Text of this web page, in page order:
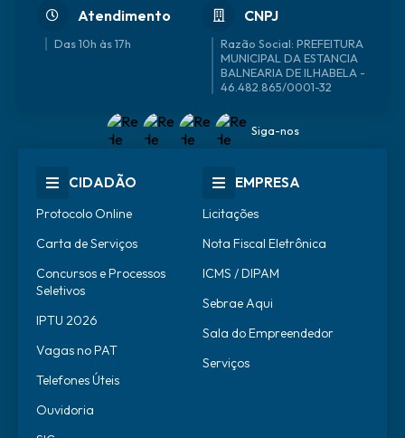
Atendimento
Das 10h às 17h
CNPJ
46.482.865/0001-32
Siga-nos
CIDADÃO
Protocolo Online
Carta de Serviços
Concursos e Processos
Seletivos
IPTU 2026
Vagas no PAT
Telefones Úteis
Ouvidoria
EMPRESA
Licitações
Nota Fiscal Eletrônica
ICMS / DIPAM
Sebrae Aqui
Sala do Empreendedor
Serviços